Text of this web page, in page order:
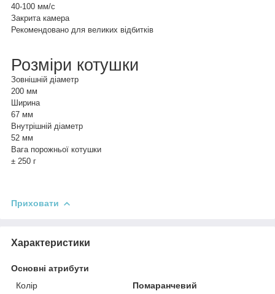
40-100 мм/с
Закрита камера
Рекомендовано для великих відбитків
Розміри котушки
Зовнішній діаметр
200 мм
Ширина
67 мм
Внутрішній діаметр
52 мм
Вага порожньої котушки
± 250 г
Приховати
Характеристики
Основні атрибути
Колір
Помаранчевий